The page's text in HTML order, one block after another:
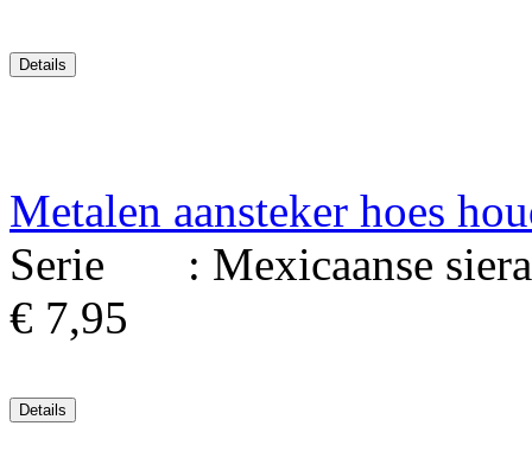
Metalen aansteker hoes
Serie : Mexicaanse
€ 7,95